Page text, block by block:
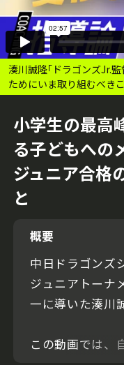
湊川誠隆｢ドラゴンズJr.
ためにいま取り組むべき
小学生の最高
る子どもへ
ジュニア合格
と
概要
中日ドラゴンズ
ジュニアトーナ
一に導いた湊川
この動画では、